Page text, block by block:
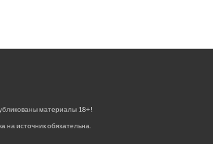
материалы 18+!
на источник обязательна.